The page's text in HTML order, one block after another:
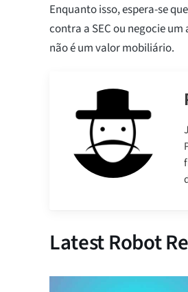
Enquanto isso, espera-se
contra a SEC ou negocie
não é um valor mobiliário.
Latest Robot